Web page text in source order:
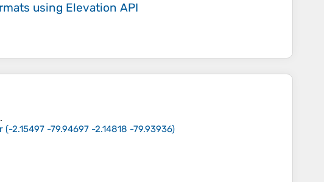
using Elevation API
(-2.15497 -79.94697 -2.14818 -79.93936)